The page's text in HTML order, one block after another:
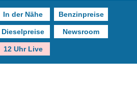
In der Nähe Benzinpreise
Dieselpreise Newsroom
12 Uhr Live